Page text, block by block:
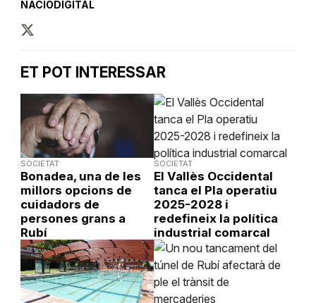
NACIÓDIGITAL
ET POT INTERESSAR
SOCIETAT
Bonadea, una de les
millors opcions de
cuidadors de
persones grans a
Rubí
SOCIETAT
El Vallès Occidental
tanca el Pla operatiu
2025-2028 i
redefineix la política
industrial comarcal